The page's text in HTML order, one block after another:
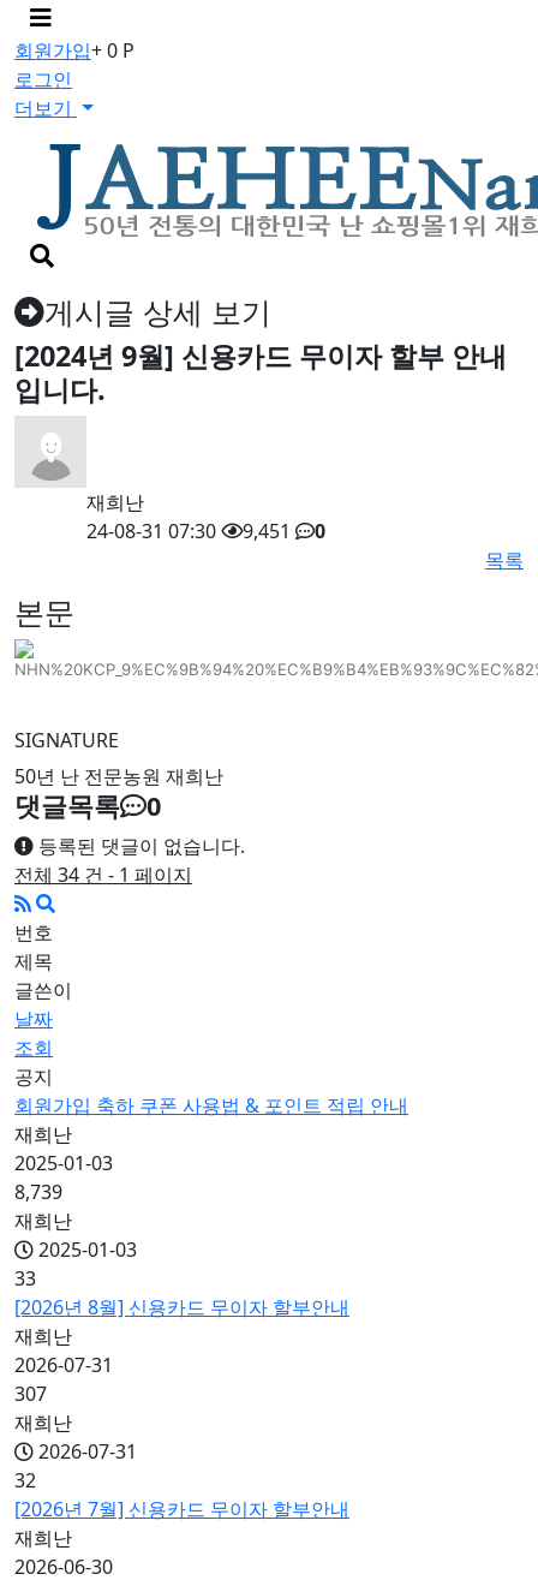
메
뉴
버
튼
회원가입+ 0 P
로그인
더보기
검
색
버
튼게시글 상세 보기
[2024년 9월] 신용카드 무이자 할부 안내
입니다.
재희난
24-08-31 07:30
9,451
0
목록
본문
SIGNATURE
50년 난 전문농원 재희난
댓글목록 0
등록된 댓글이 없습니다.
전체 34 건 - 1 페이지
번호
제목
글쓴이
날짜
조회
공지
회원가입 축하 쿠폰 사용법 & 포인트 적립 안내
재희난
2025-01-03
8,739
재희난
2025-01-03
33
[2026년 8월] 신용카드 무이자 할부안내
재희난
2026-07-31
307
재희난
2026-07-31
32
[2026년 7월] 신용카드 무이자 할부안내
재희난
2026-06-30